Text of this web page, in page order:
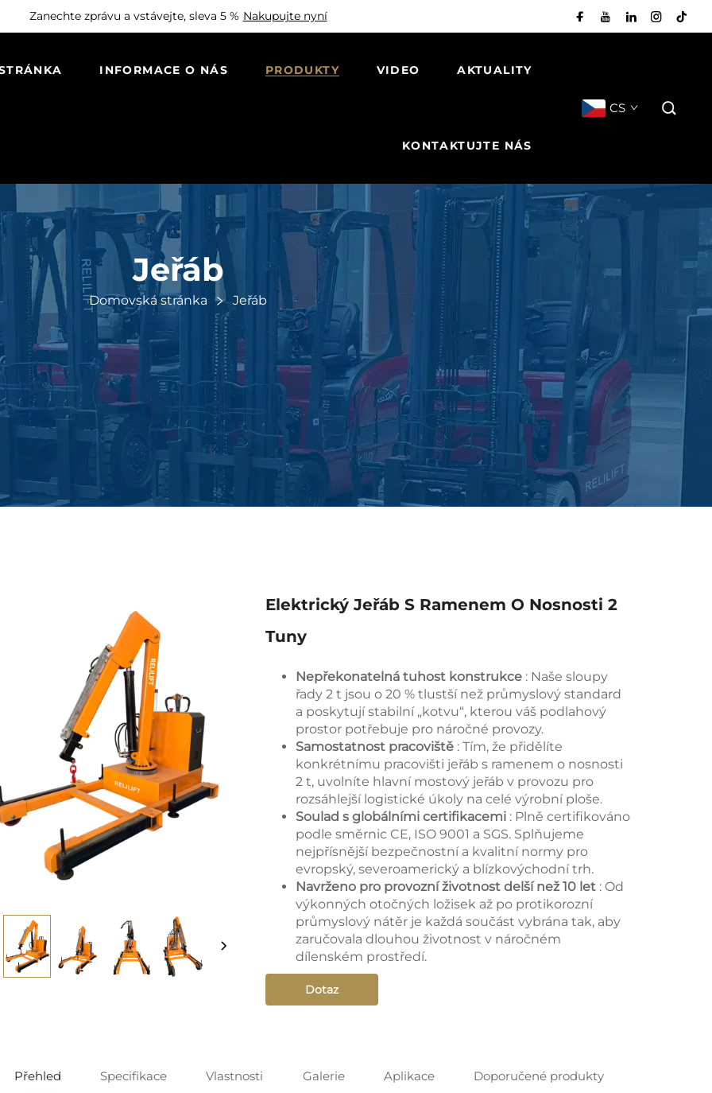
Zanechte zprávu a vstávejte, sleva 5 % Nakupujte nyní
INFORMACE O NÁS PRODUKTY VIDEO AKTUALITY
KONTAKTUJTE NÁS
CS
Jeřáb
Domovská stránka Jeřáb
Elektrický Jeřáb S Ramenem O Nosnosti 2
Tuny
Nepřekonatelná tuhost konstrukce : Naše sloupy
řady 2 t jsou o 20 % tlustší než průmyslový standard
a poskytují stabilní „kotvu“, kterou váš podlahový
prostor potřebuje pro náročné provozy.
Samostatnost pracoviště : Tím, že přidělíte
konkrétnímu pracovišti jeřáb s ramenem o nosnosti
2 t, uvolníte hlavní mostový jeřáb v provozu pro
rozsáhlejší logistické úkoly na celé výrobní ploše.
Soulad s globálními certifikacemi : Plně certifikováno
podle směrnic CE, ISO 9001 a SGS. Splňujeme
nejpřísnější bezpečnostní a kvalitní normy pro
evropský, severoamerický a blízkovýchodní trh.
Navrženo pro provozní životnost delší než 10 let : Od
výkonných otočných ložisek až po protikorozní
průmyslový nátěr je každá součást vybrána tak, aby
zaručovala dlouhou životnost v náročném
dílenském prostředí.
Dotaz
Přehled Specifikace Vlastnosti Galerie Aplikace Doporučené produkty